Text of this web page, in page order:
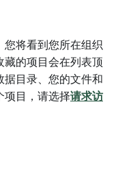
您将看到您所在组织
藏的项目会在列表顶
目录、您的文件和
项目，请选择请求访